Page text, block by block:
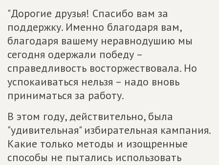
"Дорогие друзья! Спасибо вам за
поддержку. Именно благодаря вам,
благодаря вашему неравнодушию мы
сегодня одержали победу –
справедливость восторжествовала. Но
успокаиваться нельзя – надо вновь
приниматься за работу.
В этом году, действительно, была
"удивительная" избирательная кампания.
Какие только методы и изощренные
способы не пытались использовать